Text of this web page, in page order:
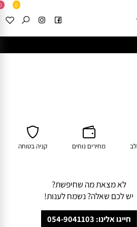
0
מחירים נוחים קניה בטוחה
לא מצאת מה שחיפשת?
יש לכם שאלה? נשמח לענות!